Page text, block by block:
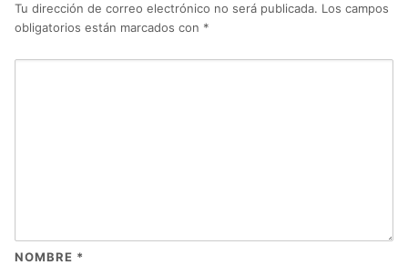
Tu dirección de correo electrónico no será publicada. Los campos
obligatorios están marcados con *
NOMBRE *